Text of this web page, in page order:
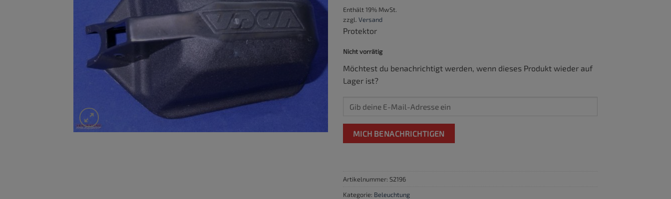
Enthält 19% MwSt.
zzgl. Versand
Protektor
Nicht vorrätig
Möchtest du benachrichtigt werden, wenn dieses Produkt wieder auf
Lager ist?
MICH BENACHRICHTIGEN
Artikelnummer: S2196
Kategorie: Beleuchtung